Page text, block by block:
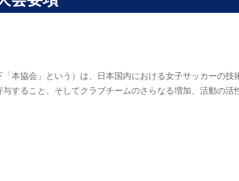
本協会」という）は、日本国内における女子サッカーの技
すること、そしてクラブチームのさらなる増加、活動の